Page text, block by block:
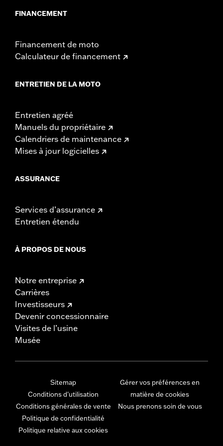
Dans la boîte:Tour-Pak uniquement
GARANTIE:
Garantie limitée d'un an - Rendez-vous sur
d.com/warranty
pour plus de détails
FINANCEMENT
Financement de moto
Calculateur de financement
ENTRETIEN DE LA MOTO
Entretien agréé
Manuels du propriétaire
Calendriers de maintenance
Mises à jour logicielles
ASSURANCE
Services d’assurance
Entretien étendu
À PROPOS DE NOUS
Notre entreprise
Carrières
Investisseurs
Devenir concessionnaire
Visites de l’usine
Musée
Sitemap
Conditions d'utilisation
Conditions générales de vente
Politique de confidentialité
Politique relative aux cookies
Gérer vos préférences en
matière de cookies
Nous prenons soin de vous